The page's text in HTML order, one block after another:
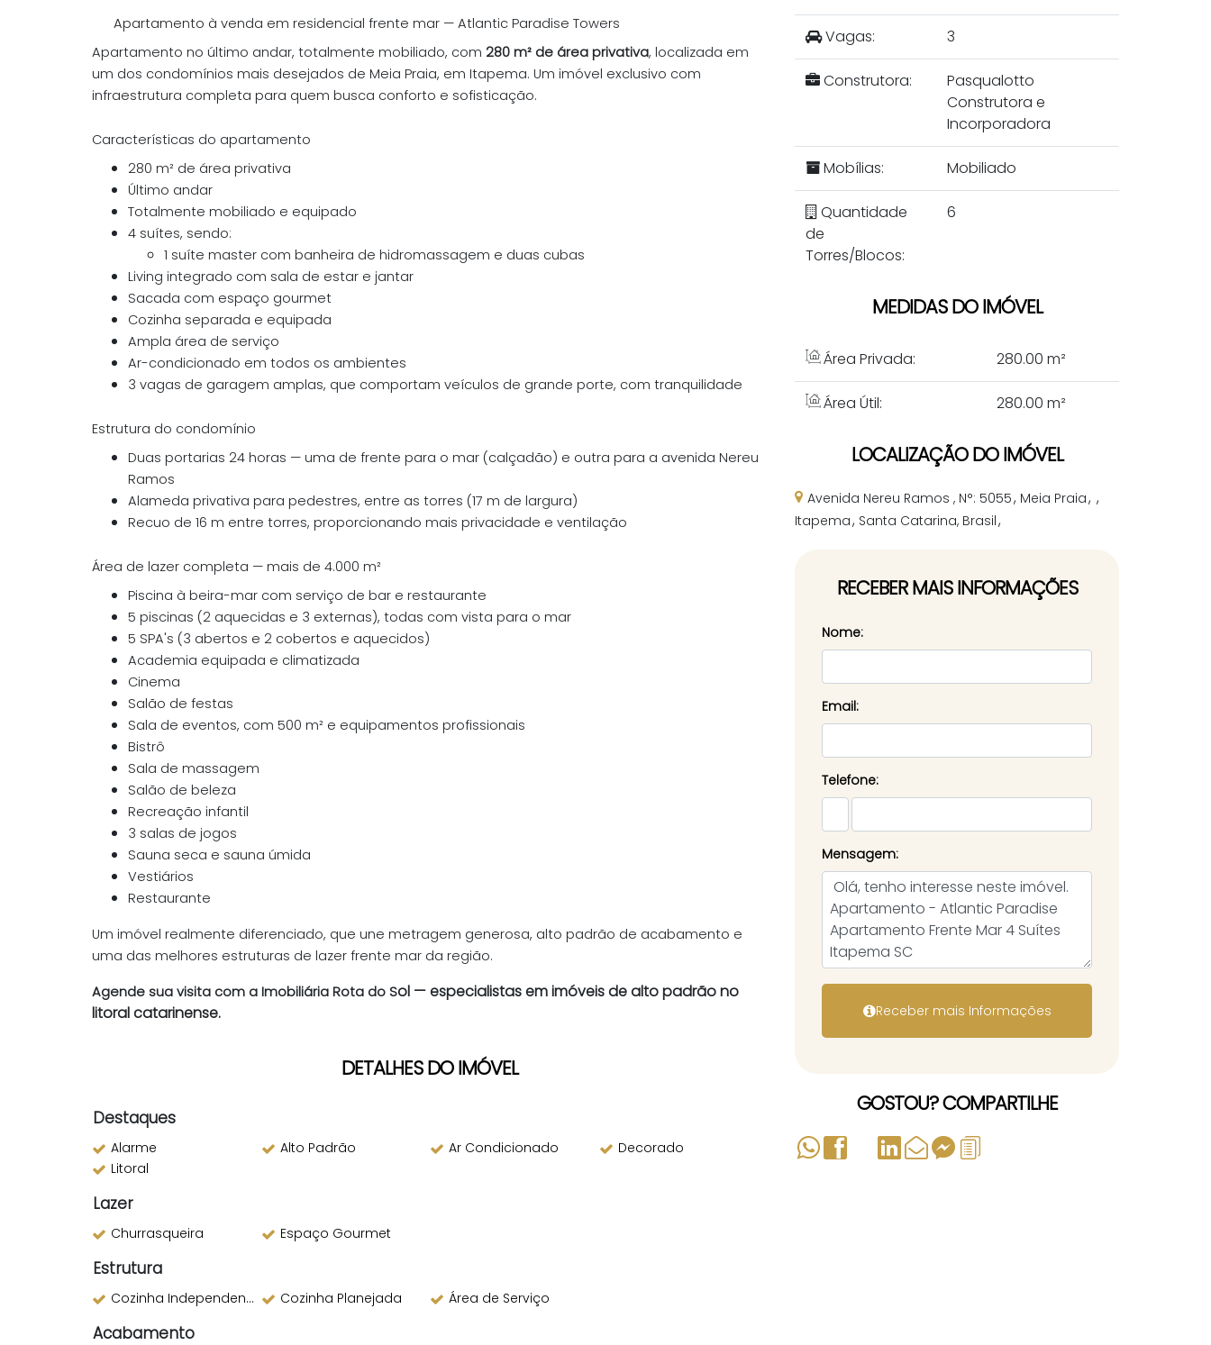
Apartamento à venda em residencial frente mar — Atlantic Paradise Towers
Apartamento no último andar, totalmente mobiliado, com 280 m² de área privativa, localizada em
um dos condomínios mais desejados de Meia Praia, em Itapema. Um imóvel exclusivo com
infraestrutura completa para quem busca conforto e sofisticação.
Características do apartamento
280 m² de área privativa
Último andar
Totalmente mobiliado e equipado
4 suítes, sendo:
1 suíte master com banheira de hidromassagem e duas cubas
Living integrado com sala de estar e jantar
Sacada com espaço gourmet
Cozinha separada e equipada
Ampla área de serviço
Ar-condicionado em todos os ambientes
3 vagas de garagem amplas, que comportam veículos de grande porte, com tranquilidade
Estrutura do condomínio
Duas portarias 24 horas — uma de frente para o mar (calçadão) e outra para a avenida Nereu
Ramos
Alameda privativa para pedestres, entre as torres (17 m de largura)
Recuo de 16 m entre torres, proporcionando mais privacidade e ventilação
Área de lazer completa — mais de 4.000 m²
Piscina à beira-mar com serviço de bar e restaurante
5 piscinas (2 aquecidas e 3 externas), todas com vista para o mar
5 SPA's (3 abertos e 2 cobertos e aquecidos)
Academia equipada e climatizada
Cinema
Salão de festas
Sala de eventos, com 500 m² e equipamentos profissionais
Bistrô
Sala de massagem
Salão de beleza
Recreação infantil
3 salas de jogos
Sauna seca e sauna úmida
Vestiários
Restaurante
Um imóvel realmente diferenciado, que une metragem generosa, alto padrão de acabamento e
uma das melhores estruturas de lazer frente mar da região.
Agende sua visita com a Imobiliária Rota do Sol — especialistas em imóveis de alto padrão no
litoral catarinense.
DETALHES DO IMÓVEL
Destaques
Alarme Alto Padrão Ar Condicionado
Decorado
Litoral
Lazer
Churrasqueira Espaço Gourmet
Estrutura
Cozinha Independente Cozinha Planejada Área de Serviço
Acabamento
Vagas: 3
Construtora:
Pasqualotto
Construtora e
Incorporadora
Mobílias: Mobiliado
Quantidade
de
Torres/Blocos:
6
MEDIDAS DO IMÓVEL
Área Privada: 280.00 m²
Área Útil: 280.00 m²
LOCALIZAÇÃO DO IMÓVEL
Avenida Nereu Ramos , N°: 5055 Meia Praia
Itapema Santa Catarina, Brasil
RECEBER MAIS INFORMAÇÕES
Nome:
Email:
Telefone:
Mensagem:
GOSTOU? COMPARTILHE